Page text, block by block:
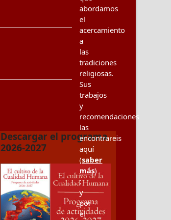
Descargar el programa
2026-2027
abordamos
el
acercamiento
a
las
tradiciones
religiosas.
Sus
trabajos
y
recomendaciones
las
encontrareis
aquí
(saber
más)
;
y
por
el